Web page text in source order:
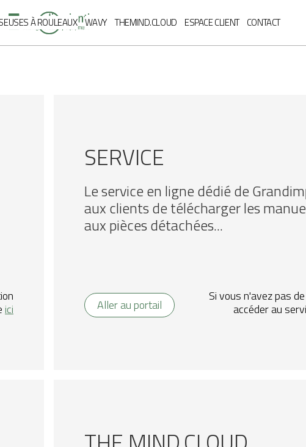
À ROULEAUX WAVY THEMIND.CLOUD ESPACE CLIENT CONTACT
FR
ici
SERVICE
Le service en ligne dédié de
aux clients de télécharger les
aux pièces détachées...
Aller au portail
Si vous n'avez pas
accéder au